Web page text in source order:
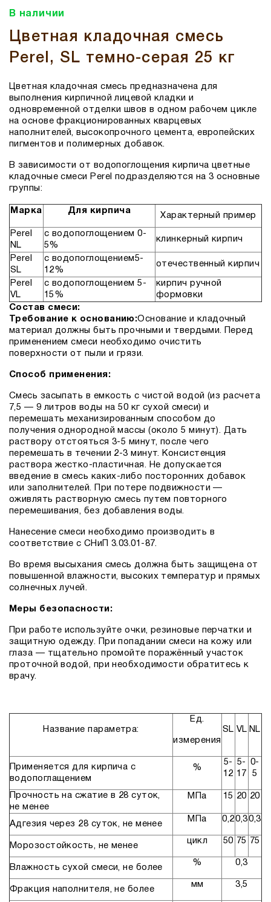
В наличии
Цветная кладочная смесь
Perel, SL темно-серая 25 кг
Цветная кладочная смесь предназначена для
выполнения кирпичной лицевой кладки и
одновременной отделки швов в одном рабочем цикле
на основе фракционированных кварцевых
наполнителей, высокопрочного цемента, европейских
пигментов и полимерных добавок.
В зависимости от водопоглощения кирпича цветные
кладочные смеси Perel подразделяются на 3 основные
группы:
Марка Для кирпича
Характерный пример
Perel
NL
с водопоглощением 0-
5%
клинкерный кирпич
Perel
SL
с водопоглощением5-
12%
отечественный кирпич
Perel
VL
с водопоглощением 5-
15%
кирпич ручной
формовки
Состав смеси:
Требование к основанию:Основание и кладочный
материал должны быть прочными и твердыми. Перед
применением смеси необходимо очистить
поверхности от пыли и грязи.
Способ применения:
Смесь засыпать в емкость с чистой водой (из расчета
7,5 — 9 литров воды на 50 кг сухой смеси) и
перемешать механизированным способом до
получения однородной массы (около 5 минут). Дать
раствору отстояться 3-5 минут, после чего
перемешать в течении 2-3 минут. Консистенция
раствора жестко-пластичная. Не допускается
введение в смесь каких-либо посторонних добавок
или заполнителей. При потере подвижности —
оживлять растворную смесь путем повторного
перемешивания, без добавления воды.
Нанесение смеси необходимо производить в
соответствие с СНиП 3.03.01-87.
Во время высыхания смесь должна быть защищена от
повышенной влажности, высоких температур и прямых
солнечных лучей.
Меры безопасности:
При работе используйте очки, резиновые перчатки и
защитную одежду. При попадании смеси на кожу или
глаза — тщательно промойте поражённый участок
проточной водой, при необходимости обратитесь к
врачу.
Название параметра:
Ед.
измерения
SL VL NL
Применяется для кирпича с
водопоглащением
%
5-
12
5-
17
0-
5
Прочность на сжатие в 28 суток,
не менее
МПа 15 20 20
Адгезия через 28 суток, не менее
МПа 0,20,30,3
Морозостойкость, не менее
цикл 50 75 75
Влажность сухой смеси, не более
% 0,3
Фракция наполнителя, не более
мм 3,5